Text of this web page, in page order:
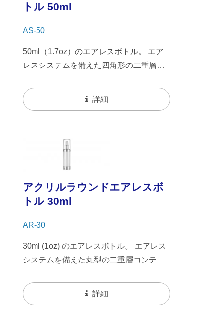
トル 50ml
AS-50
50ml（1.7oz）のエアレスボトル。 エア
レスシステムを備えた四角形の二重層コ
がアクセントとなったスリムな透明デザ
イン。 エアレスデザインは衛生的で密閉
詳細
アクリルラウンドエアレスボ
トル 30ml
AR-30
30ml (1oz) のエアレスボトル。 エアレス
システムを備えた丸型の二重層コンテナ
セントを付けたスリムな透明デザインが
特徴です。 エアレスデザインは衛生的で
詳細